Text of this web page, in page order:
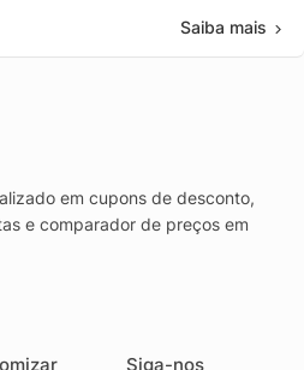
Saiba mais
em cupons de desconto,
e comparador de preços em
Siga-nos